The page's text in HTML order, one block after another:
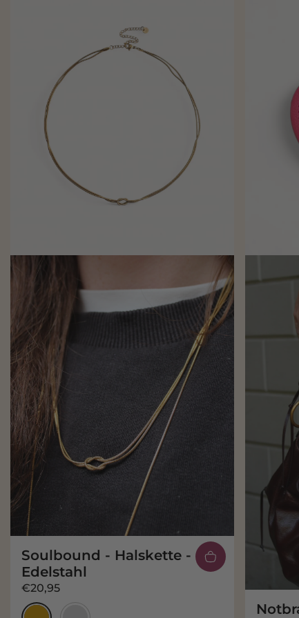
Soulbound - Halskette -
Edelstahl
€20,95
Gold
Silber